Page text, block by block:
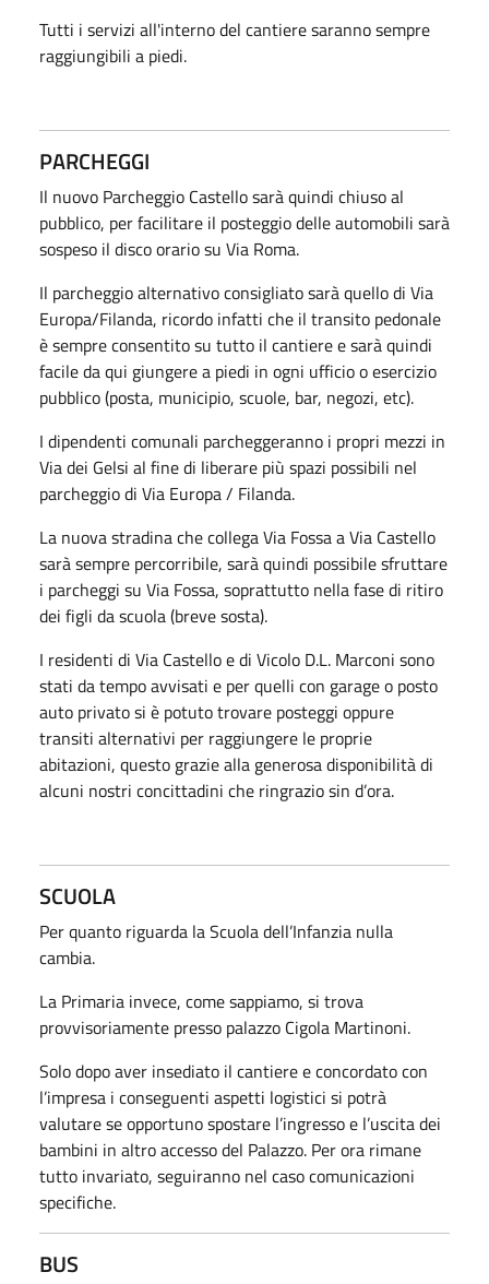
Tutti i servizi all'interno del cantiere saranno sempre
raggiungibili a piedi.
PARCHEGGI
Il nuovo Parcheggio Castello sarà quindi chiuso al
pubblico, per facilitare il posteggio delle automobili sarà
sospeso il disco orario su Via Roma.
Il parcheggio alternativo consigliato sarà quello di Via
Europa/Filanda, ricordo infatti che il transito pedonale
è sempre consentito su tutto il cantiere e sarà quindi
facile da qui giungere a piedi in ogni ufficio o esercizio
pubblico (posta, municipio, scuole, bar, negozi, etc).
I dipendenti comunali parcheggeranno i propri mezzi in
Via dei Gelsi al fine di liberare più spazi possibili nel
parcheggio di Via Europa / Filanda.
La nuova stradina che collega Via Fossa a Via Castello
sarà sempre percorribile, sarà quindi possibile sfruttare
i parcheggi su Via Fossa, soprattutto nella fase di ritiro
dei figli da scuola (breve sosta).
I residenti di Via Castello e di Vicolo D.L. Marconi sono
stati da tempo avvisati e per quelli con garage o posto
auto privato si è potuto trovare posteggi oppure
transiti alternativi per raggiungere le proprie
abitazioni, questo grazie alla generosa disponibilità di
alcuni nostri concittadini che ringrazio sin d’ora.
SCUOLA
Per quanto riguarda la Scuola dell’Infanzia nulla
cambia.
La Primaria invece, come sappiamo, si trova
provvisoriamente presso palazzo Cigola Martinoni.
Solo dopo aver insediato il cantiere e concordato con
l’impresa i conseguenti aspetti logistici si potrà
valutare se opportuno spostare l’ingresso e l’uscita dei
bambini in altro accesso del Palazzo. Per ora rimane
tutto invariato, seguiranno nel caso comunicazioni
specifiche.
BUS